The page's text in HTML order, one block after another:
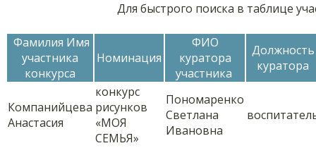
Для быстрого поиска в таблице
Фамилия Имя
участника
конкурса
Номинация
ФИО
куратора
участника
Должность
куратора
Компанийцева
Анастасия
конкурс
рисунков
«МОЯ
СЕМЬЯ»
Пономаренко
Светлана
Ивановна